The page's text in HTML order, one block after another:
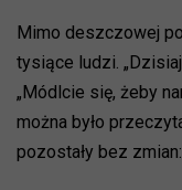
Mimo deszczowej
tysiące ludzi.
„Módlcie się, żeby
można było
pozostały bez zmian: